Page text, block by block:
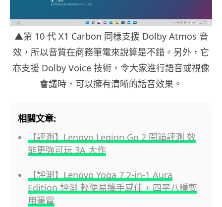
▲第 10 代 X1 Carbon 同樣支援 Dolby Atmos 音
效，所以音質在商務筆電來說算是不錯。另外，它
亦支援 Dolby Voice 技術，令大家進行語音或視像
會議時，可以擁有清晰的話音效果。
相關文章:
【評測】Lenovo Legion Go 2 開箱評測 效
能更強可玩 3A 大作
【評測】Lenovo Yoga 7 2-in-1 Aura
Edition 評測 輕便易攜手感佳 + 四平八穩雙
用筆電